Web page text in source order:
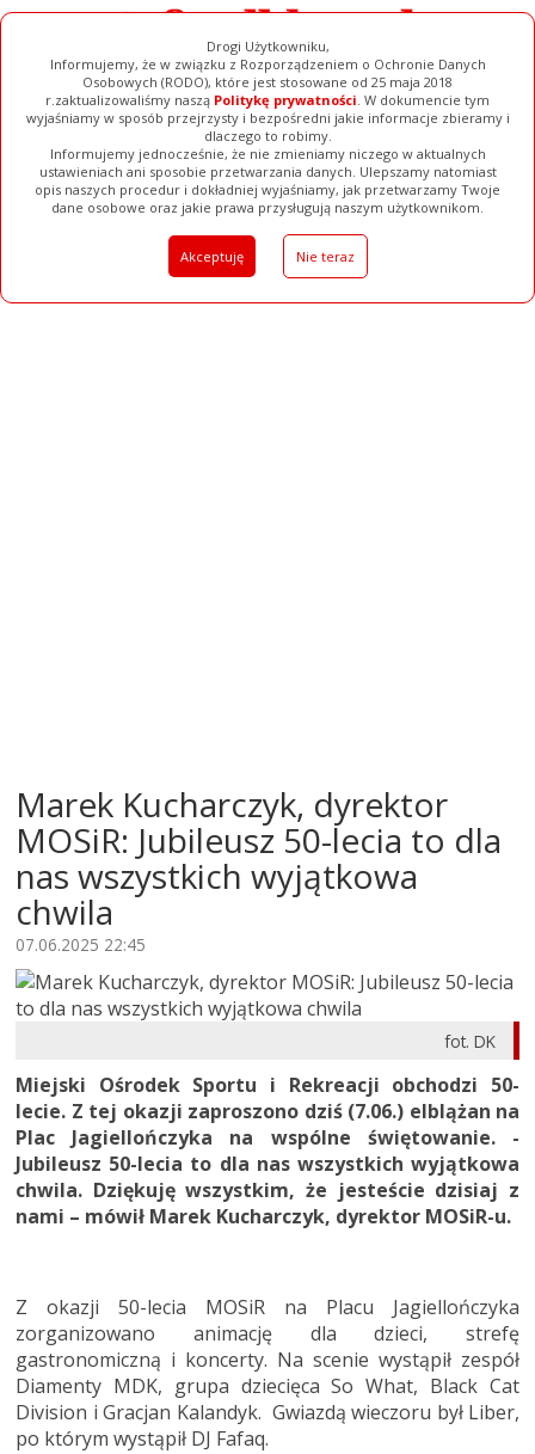
Drogi Użytkowniku,
Informujemy, że w związku z Rozporządzeniem o Ochronie Danych
Osobowych (RODO), które jest stosowane od 25 maja 2018
r.zaktualizowaliśmy naszą Politykę prywatności. W dokumencie tym
wyjaśniamy w sposób przejrzysty i bezpośredni jakie informacje zbieramy i
dlaczego to robimy.
Informujemy jednocześnie, że nie zmieniamy niczego w aktualnych
ustawieniach ani sposobie przetwarzania danych. Ulepszamy natomiast
opis naszych procedur i dokładniej wyjaśniamy, jak przetwarzamy Twoje
dane osobowe oraz jakie prawa przysługują naszym użytkownikom.
Akceptuję Nie teraz
Ogłoszenia
Filmy
Galerie
Baza Firm Pełna Wersja
Marek Kucharczyk, dyrektor
MOSiR: Jubileusz 50-lecia to dla
nas wszystkich wyjątkowa
chwila
07.06.2025 22:45
fot. DK
Miejski Ośrodek Sportu i Rekreacji obchodzi 50-
lecie. Z tej okazji zaproszono dziś (7.06.) elblążan na
Plac Jagiellończyka na wspólne świętowanie. -
Jubileusz 50-lecia to dla nas wszystkich wyjątkowa
chwila. Dziękuję wszystkim, że jesteście dzisiaj z
nami – mówił Marek Kucharczyk, dyrektor MOSiR-u.
Z okazji 50-lecia MOSiR na Placu Jagiellończyka
zorganizowano animację dla dzieci, strefę
gastronomiczną i koncerty. Na scenie wystąpił zespół
Diamenty MDK, grupa dziecięca So What, Black Cat
Division i Gracjan Kalandyk. Gwiazdą wieczoru był Liber,
po którym wystąpił DJ Fafaq.